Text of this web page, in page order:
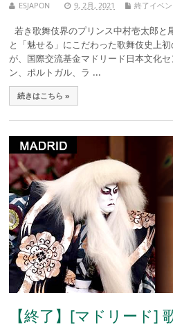
ESJAPON 9, 2月, 2021 終了イベ
若き歌舞伎界のプリンス中村壱太郎と
と「魅せる」にこだわった歌舞伎史上初
が、国際交流基金マドリード日本文化
ン、ポルトガル、ラ ...
続きはこちら »
【終了】[マドリード]